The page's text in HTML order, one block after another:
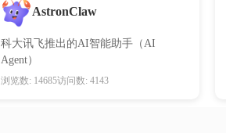
AstronClaw
科大讯飞推出的AI智能助手（AI
Agent）
浏览数: 14685访问数: 4143